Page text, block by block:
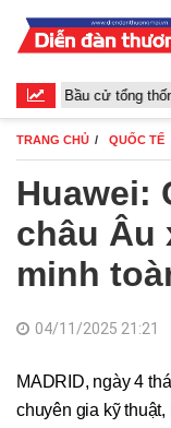
Bầu cử tổng thống
TRANG CHỦ QUỐC TẾ
Huawei:
châu Âu
minh
04/11/2025 21:21
MADRID, ngày 4
chuyên gia kỹ